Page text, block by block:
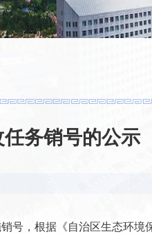
务销号的公示
号，根据《自治区生态环境